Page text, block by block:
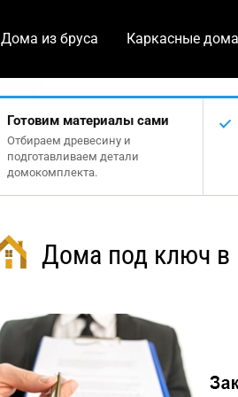
Дома из бруса Каркасные дома
Готовим материалы сами
Отбираем древесину и
подготавливаем детали
домокомплекта.
Дома под ключ в